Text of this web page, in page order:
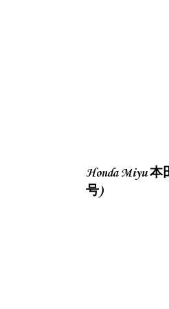
Honda Miyu 本
号)